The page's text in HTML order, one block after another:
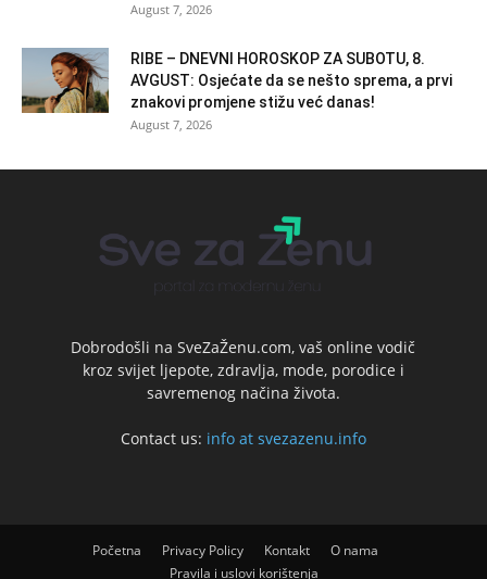
August 7, 2026
RIBE – DNEVNI HOROSKOP ZA SUBOTU, 8.
AVGUST: Osjećate da se nešto sprema, a prvi
znakovi promjene stižu već danas!
August 7, 2026
Dobrodošli na SveZaŽenu.com, vaš online vodič
kroz svijet ljepote, zdravlja, mode, porodice i
savremenog načina života.
Contact us: info at svezazenu.info
Početna Privacy Policy Kontakt
O nama
Pravila i uslovi korištenja